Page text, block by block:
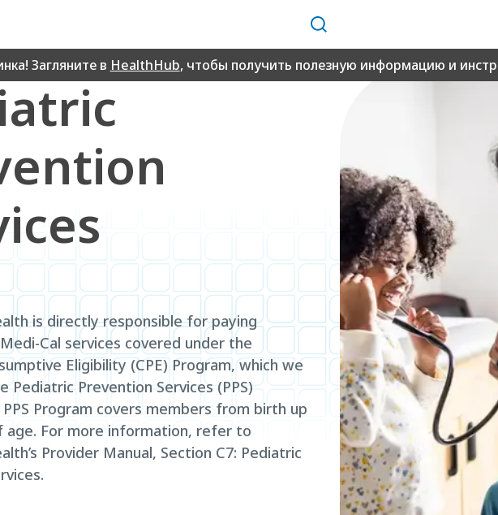
Поиск
Загляните в HealthHub, чтобы получить полезную информацию и
is directly responsible for paying
Cal services covered under the
Eligibility (CPE) Program, which we
Pediatric Prevention Services (PPS)
Program covers members from birth up
age. For more information, refer to
Provider Manual, Section C7: Pediatric